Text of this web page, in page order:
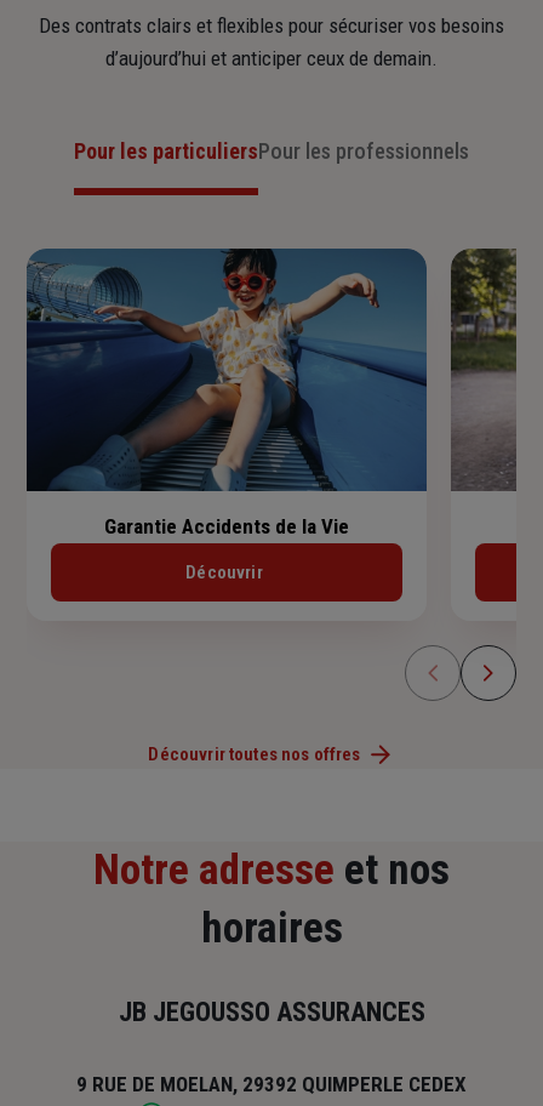
Des contrats clairs et flexibles pour sécuriser vos besoins
d’aujourd’hui et anticiper ceux de demain.
Pour les particuliersPour les professionnels
Garantie Accidents de la Vie
Découvrir
Découvrir toutes nos offres
Notre adresse et nos
horaires
JB JEGOUSSO ASSURANCES
9 RUE DE MOELAN, 29392 QUIMPERLE CEDEX